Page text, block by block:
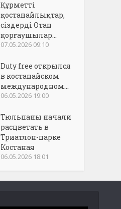
Құрметті
қостанайлықтар,
сіздерді Отан
қорғаушылар...
07.05.2026 09:10
Duty free открылся
в костанайском
международном...
06.05.2026 19:00
Тюльпаны начали
расцветать в
Триатлон-парке
Костаная
06.05.2026 18:01